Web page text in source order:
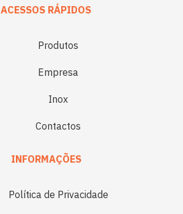
ACESSOS RÁPIDOS
Produtos
Empresa
Inox
Contactos
INFORMAÇÕES
Política de Privacidade